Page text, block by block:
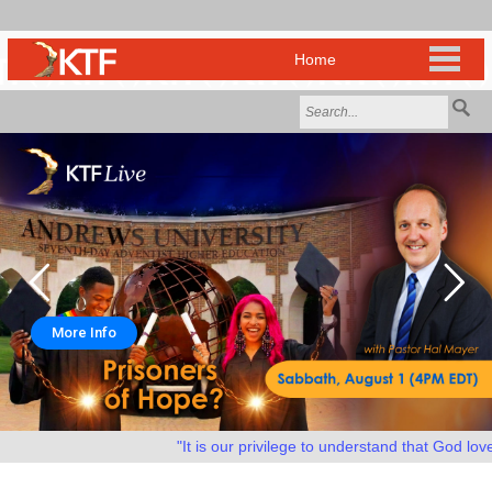
More Info
"It is our privilege to understand that God loves